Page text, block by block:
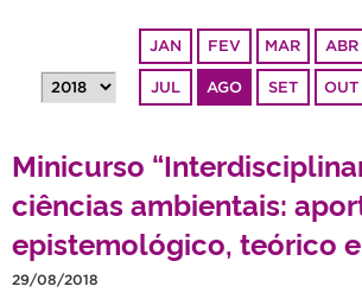
OUVIDORIA
TELEFONES
JAN FEV MAR ABR
JUL AGO SET OUT
Minicurso
ciências ambientais:
epistemológico, teórico
29/08/2018